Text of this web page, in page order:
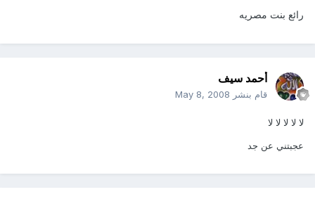
رائع بنت مصريه
أحمد سيف
قام بنشر May 8, 2008
لا لا لا لا لا
عجبتني عن جد